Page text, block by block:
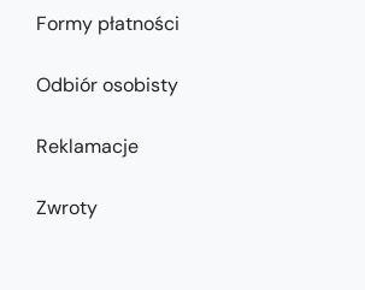
Formy płatności
Odbiór osobisty
Reklamacje
Zwroty